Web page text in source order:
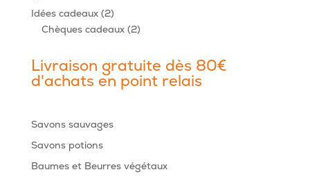
produits
Idées cadeaux 22
produits
Chèques cadeaux 22
Livraison gratuite dès 80€
d'achats en point relais
Savons sauvages
Savons potions
Baumes et Beurres végétaux